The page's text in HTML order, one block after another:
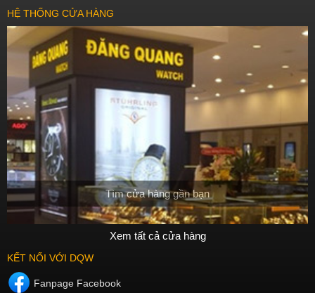
HỆ THỐNG CỬA HÀNG
Tìm cửa hàng gần bạn
Xem tất cả cửa hàng
KẾT NỐI VỚI DQW
Fanpage Facebook